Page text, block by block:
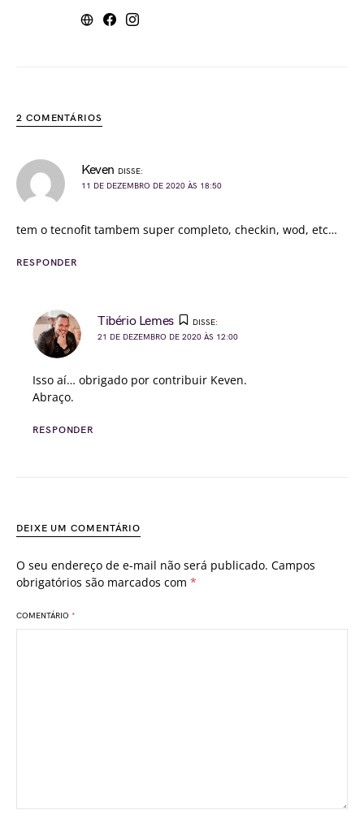
2 COMENTÁRIOS
Keven DISSE:
11 DE DEZEMBRO DE 2020 ÀS 18:50
tem o tecnofit tambem super completo, checkin, wod, etc…
RESPONDER
Tibério Lemes
DISSE:
21 DE DEZEMBRO DE 2020 ÀS 12:00
Isso aí… obrigado por contribuir Keven.
Abraço.
RESPONDER
DEIXE UM COMENTÁRIO
O seu endereço de e-mail não será publicado. Campos
obrigatórios são marcados com *
COMENTÁRIO *